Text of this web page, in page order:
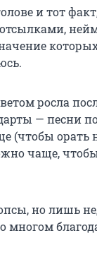
и тот
отсылками,
росла
— песни
(чтобы орать
чаще,
но лишь
многом